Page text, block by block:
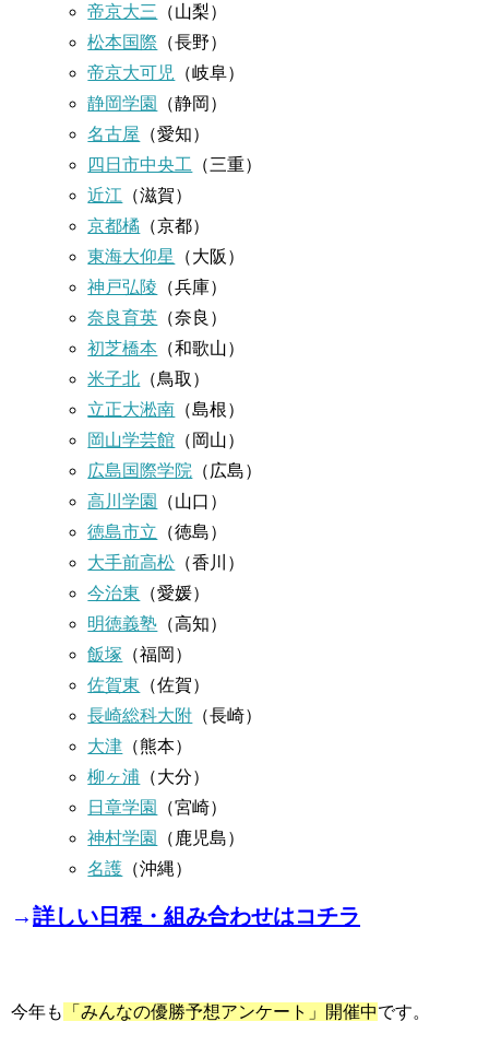
帝京大三 （山梨）
松本国際 （長野）
帝京大可児
（岐阜）
静岡学園
（静岡）
名古屋 （愛知）
四日市中央工
（三重）
近江 （滋賀）
京都橘 （京都）
東海大仰星
（大阪）
神戸弘陵 （兵庫）
奈良育英 （奈良）
初芝橋本 （和歌山）
米子北 （鳥取）
立正大淞南 （島根）
岡山学芸館 （岡山）
広島国際学院 （広島）
高川学園
（山口）
徳島市立 （徳島）
大手前高松 （香川）
今治東 （愛媛）
明徳義塾 （高知）
飯塚 （福岡）
佐賀東 （佐賀）
長崎総科大附 （長崎）
大津 （熊本）
柳ヶ浦 （大分）
日章学園
（宮崎）
神村学園
（鹿児島）
名護 （沖縄）
→詳しい日程・組み合わせはコチラ
今年も 「みんなの優勝予想アンケート」開催中です。